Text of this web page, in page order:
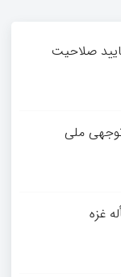
صلاحیت
ملی
غزه